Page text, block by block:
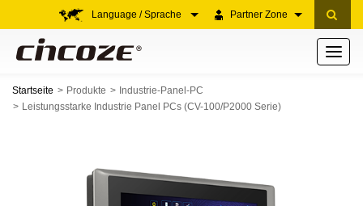
Partner Zone
Language / Sprache
Toggle
Startseite Produkte
Industrie-Panel-PC
Leistungsstarke Industrie Panel PCs (CV-100/P2000 Serie)